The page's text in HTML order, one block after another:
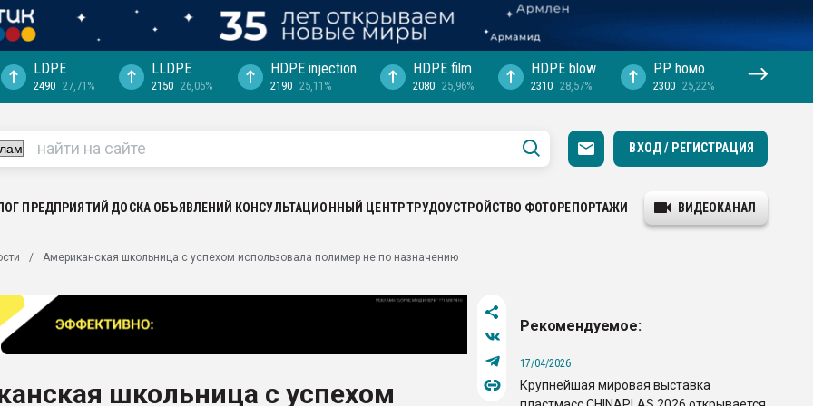
выходит на
рынке
LDPE
2490 27,71%
LLDPE
2150 26,05%
HDPE injection
2190 25,11%
HDPE film
2080 25,96%
HDPE blow
2310 28,57%
PP hомо
2300 25,22%
ВХОД / РЕГИСТРАЦИЯ
ПРЕДПРИЯТИЙ ДОСКА ОБЪЯВЛЕНИЙ КОНСУЛЬТАЦИОННЫЙ ЦЕНТРТРУДОУСТРОЙСТВО ФОТОРЕПОРТАЖИ ВИДЕОКАНАЛ
Американская школьница с успехом использовала полимер не по назначению
школьница с успехом
Рекомендуемое:
17/04/2026
Крупнейшая мировая выставка